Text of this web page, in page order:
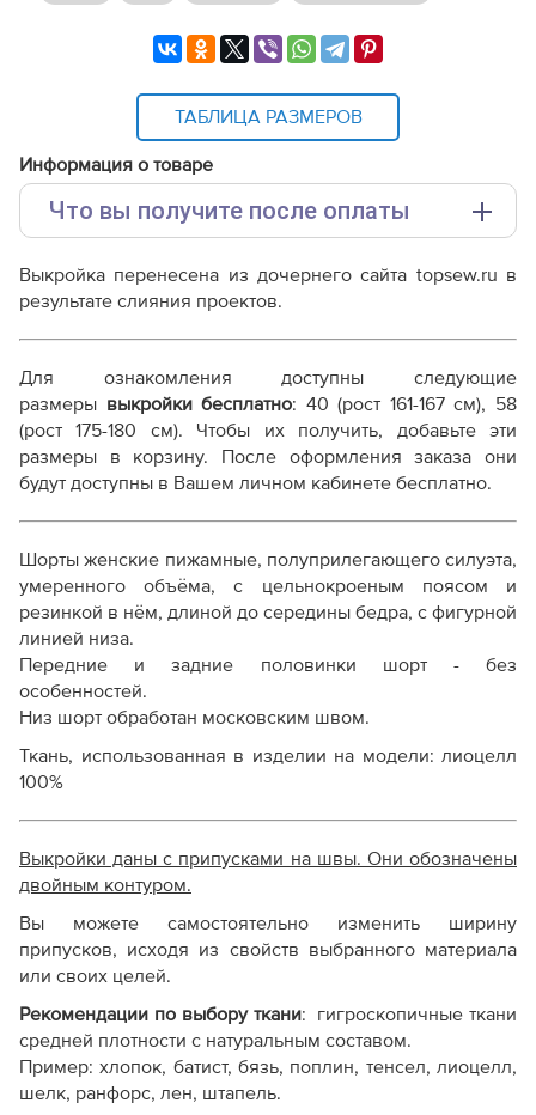
ТАБЛИЦА РАЗМЕРОВ
Информация о товаре
Что вы получите после оплаты
Выкройка PDF для печати на принтере A4 или
плоттере A0 с шириной печати 810мм в зависимости
Дополнительные файлы:
Справочник - виды швов
Терминология машинных работ
Терминология ВТО
Как скорректировать готовую выкройку по росту
Выкройка перенесена из дочернего сайта topsew.ru в
результате слияния проектов.
Для ознакомления доступны следующие
размеры выкройки бесплатно: 40 (рост 161-167 см), 58
(рост 175-180 см). Чтобы их получить, добавьте эти
размеры в корзину. После оформления заказа они
будут доступны в Вашем личном кабинете бесплатно.
Шорты женские пижамные, полуприлегающего силуэта,
умеренного объёма, с цельнокроеным поясом и
резинкой в нём, длиной до середины бедра, с фигурной
линией низа.
Передние и задние половинки шорт - без
особенностей.
Низ шорт обработан московским швом.
Ткань, использованная в изделии на модели: лиоцелл
100%
Выкройки даны с припусками на швы. Они обозначены
двойным контуром.
Вы можете самостоятельно изменить ширину
припусков, исходя из свойств выбранного материала
или своих целей.
Рекомендации по выбору ткани:
гигроскопичные ткани
средней плотности с натуральным составом.
Пример: хлопок, батист, бязь, поплин, тенсел, лиоцелл,
шелк, ранфорс, лен, штапель.